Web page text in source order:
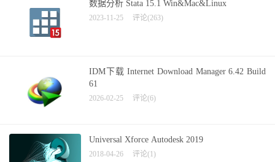
数据分析 Stata 15.1 Win&Mac&Linux
2023-11-25 评论(263)
IDM下载 Internet Download Manager 6.42 Build
61
2026-02-25 评论(6)
Universal Xforce Autodesk 2019
2018-04-26 评论(1)